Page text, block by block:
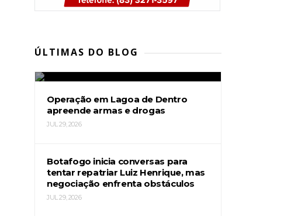
ÚLTIMAS DO BLOG
candidatura de Lucas Ribeiro
Operação em Lagoa de Dentro
apreende armas e drogas
JUL 29, 2026
Botafogo inicia conversas para
tentar repatriar Luiz Henrique, mas
negociação enfrenta obstáculos
JUL 29, 2026